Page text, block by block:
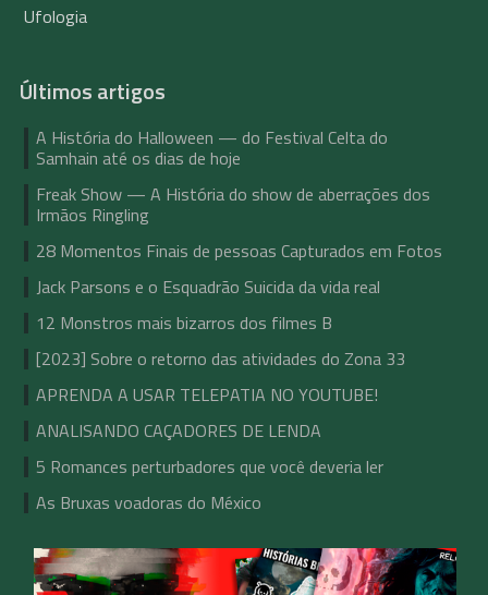
Ufologia
Últimos artigos
A História do Halloween — do Festival Celta do
Samhain até os dias de hoje
Freak Show — A História do show de aberrações dos
Irmãos Ringling
28 Momentos Finais de pessoas Capturados em Fotos
Jack Parsons e o Esquadrão Suicida da vida real
12 Monstros mais bizarros dos filmes B
[2023] Sobre o retorno das atividades do Zona 33
APRENDA A USAR TELEPATIA NO YOUTUBE!
ANALISANDO CAÇADORES DE LENDA
5 Romances perturbadores que você deveria ler
As Bruxas voadoras do México